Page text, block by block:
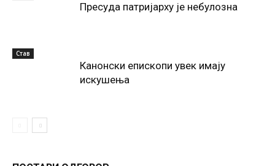
Пресуда патријарху је небулозна
Став
Канонски епископи увек имају
искушења